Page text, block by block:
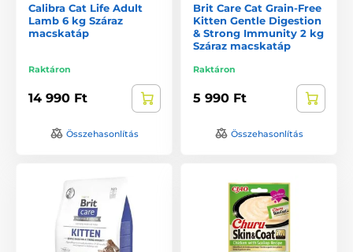
Calibra Cat Life Adult
Lamb 6 kg Száraz
macskatáp
Raktáron
14 990 Ft
Összehasonlítás
Brit Care Cat Grain-Free
Kitten Gentle Digestion
& Strong Immunity 2 kg
Száraz macskatáp
Raktáron
5 990 Ft
Összehasonlítás